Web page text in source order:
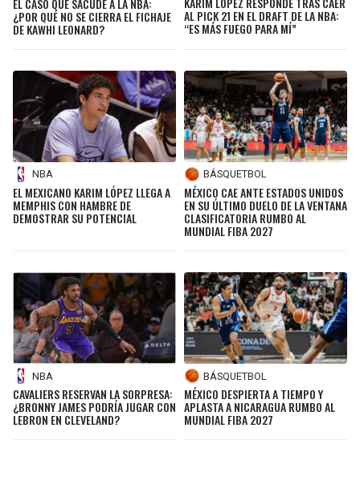
¿POR QUÉ NO SE CIERRA EL FICHAJE
DE KAWHI LEONARD?
AL PICK 21 EN EL DRAFT DE LA NBA:
“ES MÁS FUEGO PARA MÍ”
NBA
EL MEXICANO KARIM LÓPEZ LLEGA A
MEMPHIS CON HAMBRE DE
DEMOSTRAR SU POTENCIAL
BÁSQUETBOL
MÉXICO CAE ANTE ESTADOS UNIDOS
EN SU ÚLTIMO DUELO DE LA VENTANA
CLASIFICATORIA RUMBO AL
MUNDIAL FIBA 2027
NBA
CAVALIERS RESERVAN LA SORPRESA:
¿BRONNY JAMES PODRÍA JUGAR CON
LEBRON EN CLEVELAND?
BÁSQUETBOL
MÉXICO DESPIERTA A TIEMPO Y
APLASTA A NICARAGUA RUMBO AL
MUNDIAL FIBA 2027